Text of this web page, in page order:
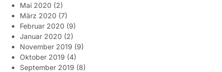
Mai 2020 (2)
März 2020 (7)
Februar 2020 (9)
Januar 2020 (2)
November 2019 (9)
Oktober 2019 (4)
September 2019 (8)